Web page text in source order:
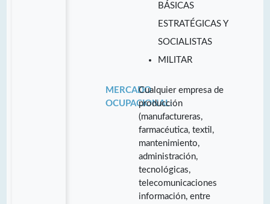
BÁSICAS
ESTRATÉGICAS Y
SOCIALISTAS
MILITAR
MERCADO
OCUPACIONAL:
Cualquier empresa de
producción
(manufactureras,
farmacéutica, textil,
mantenimiento,
administración,
tecnológicas,
telecomunicaciones
información, entre